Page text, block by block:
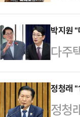
리에
가운
위해
을 "
개했
고회'
관객
해주
으로
지 총
순회
박지원 "
다주
"본
에서
자신
정청래
정청